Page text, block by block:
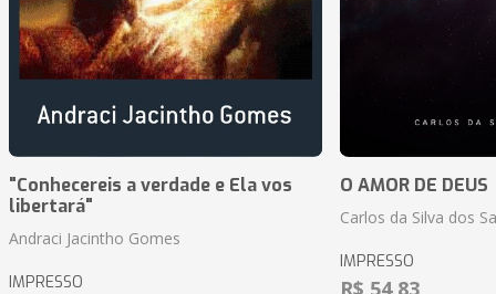
"Conhecereis a verdade e Ela vos
libertará"
Andraci Jacintho Gomes
IMPRESSO
O AMOR DE DEUS
Carlos da Silva dos
IMPRESSO